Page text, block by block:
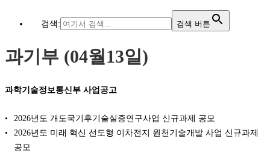
검색: 검색 버튼
과기부 (04월13일)
과학기술정보통신부 사업공고
2026년도 개도국기후기술실증연구사업 신규과제 공모
2026년도 미래 혁신 선도형 이차전지 원천기술개발 사업 신규과제
공모